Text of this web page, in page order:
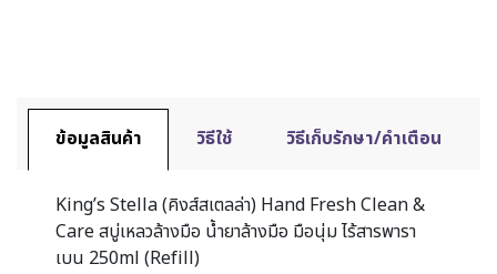
ข้อมูลสินค้า วิธีใช้ วิธีเก็บรักษา/คำเตือน
King’s Stella (คิงส์สเตลล่า) Hand Fresh Clean &
Care สบู่เหลวล้างมือ น้ำยาล้างมือ มือนุ่ม ไร้สารพารา
เบน 250ml (Refill)